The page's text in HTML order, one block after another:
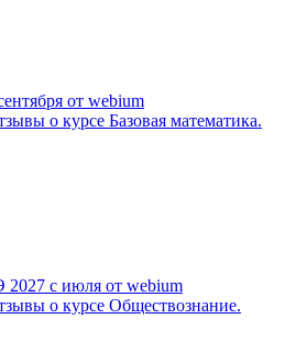
от webium
о курсе Базовая математика.
с июля от webium
о курсе Обществознание.